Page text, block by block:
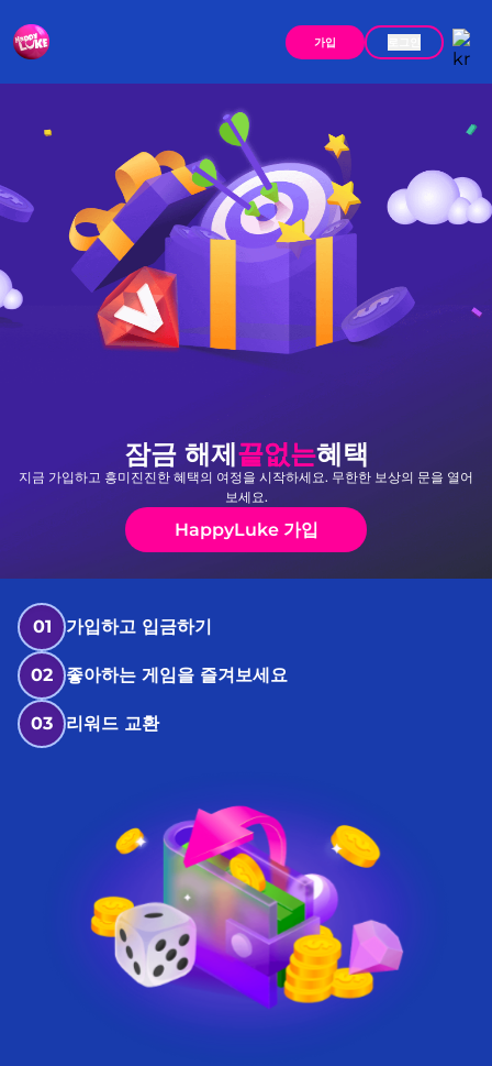
가입
잠금 해제끝없는혜택
지금 가입하고 흥미진진한 혜택의 여정을 시작하세요. 무한한 보상의 문을 열어
보세요.
HappyLuke 가입
01 가입하고 입금하기
02 좋아하는 게임을 즐겨보세요
03 리워드 교환